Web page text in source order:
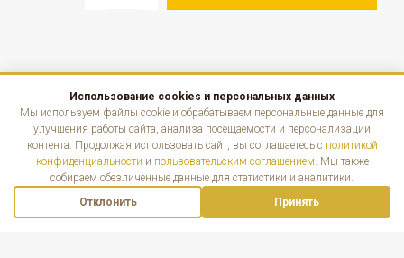
КАТАЛОГ
ИНФОРМАЦИЯ
КОНТАКТЫ
Использование cookies и персональных данных
Мы используем файлы cookie и обрабатываем персональные данные для
улучшения работы сайта, анализа посещаемости и персонализации
контента. Продолжая использовать сайт, вы соглашаетесь с политикой
конфиденциальности и пользовательским соглашением. Мы также
собираем обезличенные данные для статистики и аналитики.
Отклонить
Принять